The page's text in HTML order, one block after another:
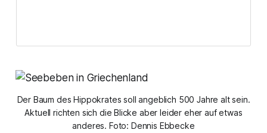
Der Baum des Hippokrates soll angeblich 500 Jahre alt sein.
Aktuell richten sich die Blicke aber leider eher auf etwas
anderes. Foto: Dennis Ebbecke